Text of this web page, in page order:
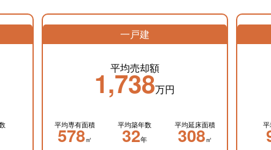
一戸建
平均売却額
1,738万円
平均専有面積
578㎡
平均築年数
32年
平均延床面積
308㎡